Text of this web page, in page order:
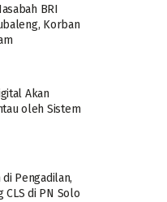
BRI
Korban
Akan
oleh Sistem
di Pengadilan,
CLS di PN Solo